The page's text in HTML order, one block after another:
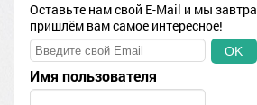
Оставьте нам свой E-Mail и мы завтра
пришлём вам самое интересное!
OK
Имя пользователя